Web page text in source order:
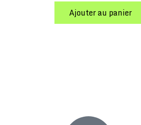
Ajouter au panier